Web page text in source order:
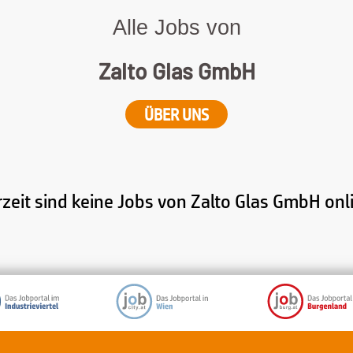
Alle Jobs von
Zalto Glas GmbH
ÜBER UNS
sind keine Jobs von Zalto Glas GmbH